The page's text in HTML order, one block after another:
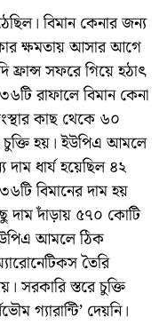
বিমান কেনার জন্য
ক্ষমতায় আসার আগে
ফ্রান্স সফরে গিয়ে হঠাৎ
রাফালে বিমান কেনা
কাছ থেকে ৬০
চুক্তি হয়। ইউপিএ আমলে
ধার্য হয়েছিল ৪২
বিমানের দাম হয়
দাম দাঁড়ায় ৫৭০ কোটি
আমলে ঠিক
তৈরি
সরকারি স্তরে চুক্তি
গ্যারান্টি’ দেয়নি।